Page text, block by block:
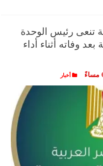
تنعى رئيس الوحدة
وفاته أثناء أداء
أخبار